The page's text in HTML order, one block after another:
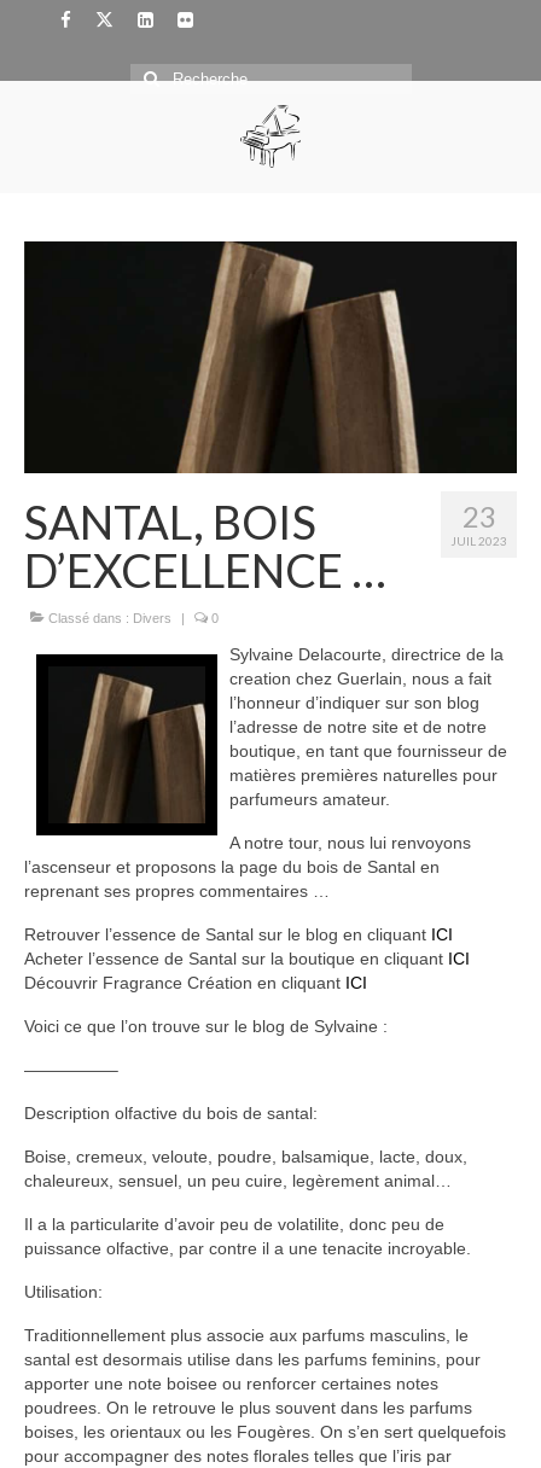
Rechercher
23
JUIL 2023
SANTAL, BOIS
D’EXCELLENCE …
Classé dans : Divers 0
Sylvaine Delacourte, directrice de la
creation chez Guerlain, nous a fait
l’honneur d’indiquer sur son blog
l’adresse de notre site et de notre
boutique, en tant que fournisseur de
matières premières naturelles pour
parfumeurs amateur.
A notre tour, nous lui renvoyons
l’ascenseur et proposons la page du bois de Santal en
reprenant ses propres commentaires …
Retrouver l’essence de Santal sur le blog en cliquant ICI
Acheter l’essence de Santal sur la boutique en cliquant ICI
Découvrir Fragrance Création en cliquant ICI
Voici ce que l’on trouve sur le blog de Sylvaine :
—————–
Description olfactive du bois de santal:
Boise, cremeux, veloute, poudre, balsamique, lacte, doux,
chaleureux, sensuel, un peu cuire, legèrement animal…
Il a la particularite d’avoir peu de volatilite, donc peu de
puissance olfactive, par contre il a une tenacite incroyable.
Utilisation:
Traditionnellement plus associe aux parfums masculins, le
santal est desormais utilise dans les parfums feminins, pour
apporter une note boisee ou renforcer certaines notes
poudrees. On le retrouve le plus souvent dans les parfums
boises, les orientaux ou les Fougères. On s’en sert quelquefois
pour accompagner des notes florales telles que l’iris par